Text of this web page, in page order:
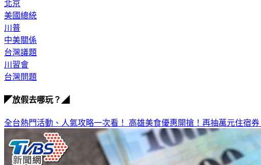
北京
美國總統
川普
中美關係
台灣議題
川習會
台灣問題
◤放假去哪玩？◢
全台熱門活動、人氣攻略一次看！ 高雄美食優惠開搶！再抽萬元住宿券